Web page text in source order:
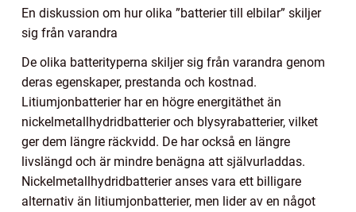
En diskussion om hur olika ”batterier till elbilar” skiljer
sig från varandra
De olika batterityperna skiljer sig från varandra genom
deras egenskaper, prestanda och kostnad.
Litiumjonbatterier har en högre energitäthet än
nickelmetallhydridbatterier och blysyrabatterier, vilket
ger dem längre räckvidd. De har också en längre
livslängd och är mindre benägna att självurladdas.
Nickelmetallhydridbatterier anses vara ett billigare
alternativ än litiumjonbatterier, men lider av en något